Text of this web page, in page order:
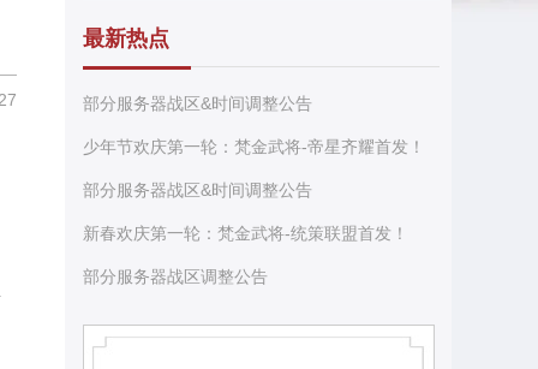
最新热点
部分服务器战区&时间调整公告
少年节欢庆第一轮：梵金武将-帝星齐耀首发！
部分服务器战区&时间调整公告
新春欢庆第一轮：梵金武将-统策联盟首发！
部分服务器战区调整公告